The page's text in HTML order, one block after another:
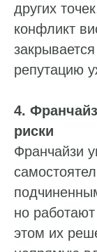
других
конфликт
репутацию
4.
риски
Франчайзи
но
этом их